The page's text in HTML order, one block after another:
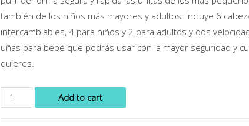
también de los niños más mayores y adultos. Incluye 6
intercambiables, 4 para niños y 2 para adultos y dos
uñas para bebé que podrás usar con la mayor seguridad y
quieres.
Add to cart